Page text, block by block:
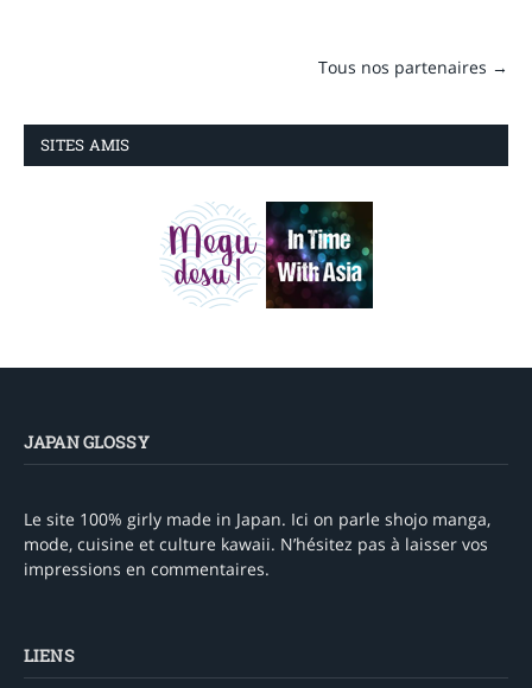
Tous nos partenaires →
SITES AMIS
JAPAN GLOSSY
Le site 100% girly made in Japan. Ici on parle shojo manga,
mode, cuisine et culture kawaii. N’hésitez pas à laisser vos
impressions en commentaires.
LIENS